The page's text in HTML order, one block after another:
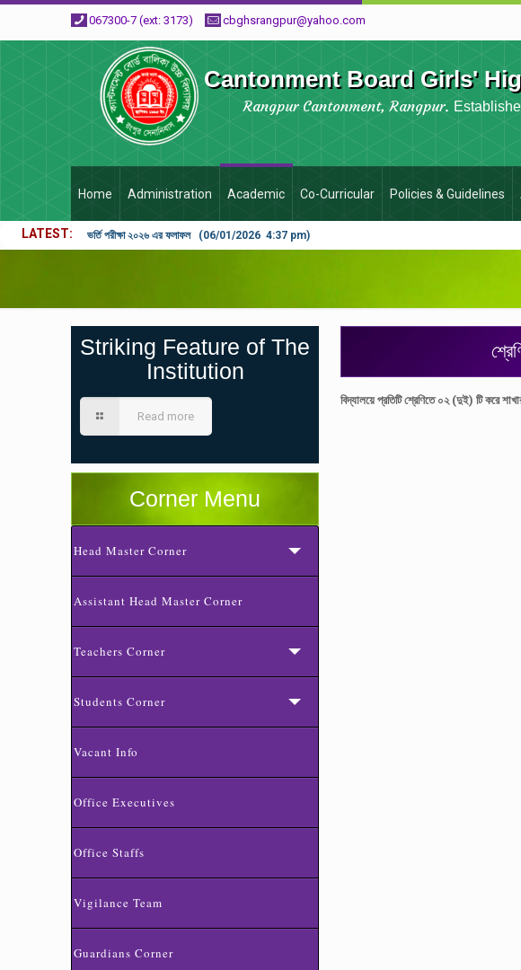
067300-7 (ext: 3173) cbghsrangpur@yahoo.com
Cantonment Board Girls'
Rangpur Cantonment, Rangpur.
Home Administration Academic Co-Curricular Policies & Guidelines
LATEST ভর্তি পরীক্ষা ২০২৬ এর ফলাফল (06/01/2026 4:37 pm)
Striking Feature of The
Institution
Read more
Corner Menu
Head Master Corner
Assistant Head Master Corner
Teachers Corner
Students Corner
Vacant Info
Office Executives
Office Staffs
Vigilance Team
Guardians Corner
বিদ্যালয়ে প্রতিটি শ্রেণিতে ০২ (দুই) টি করে